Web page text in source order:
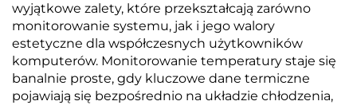
wyjątkowe zalety, które przekształcają zarówno
monitorowanie systemu, jak i jego walory
estetyczne dla współczesnych użytkowników
komputerów. Monitorowanie temperatury staje się
banalnie proste, gdy kluczowe dane termiczne
pojawiają się bezpośrednio na układzie chłodzenia,